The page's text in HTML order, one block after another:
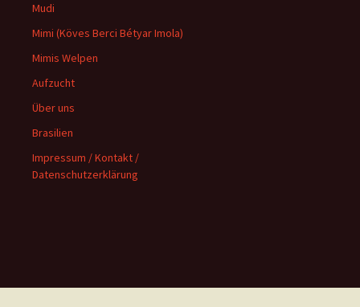
Mudi
Mimi (Köves Berci Bétyar Imola)
Mimis Welpen
Aufzucht
Über uns
Brasilien
Impressum / Kontakt /
Datenschutzerklärung